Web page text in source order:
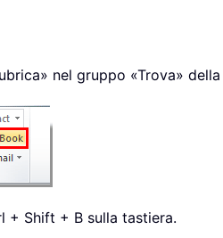
nel gruppo «Trova»
+ Shift + B sulla tastiera.